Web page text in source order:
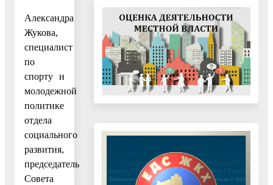
Александра
Жукова,
специалист
по
спорту и
молодежной
политике
отдела
социального
развития,
председатель
Совета